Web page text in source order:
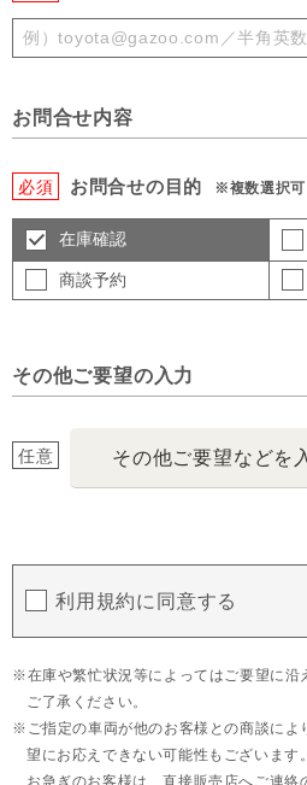
お問合せ内容
必須 お問合せの目的 ※複数選択可
在庫確認
商談予約
その他ご要望の入力
任意 その他ご要望などを
利用規約に同意する
在庫や繁忙状況等によってはご要望に沿
ご了承ください。
ご指定の車両が他のお客様との商談に
望にお応えできない可能性もございます。
お急ぎのお客様は、直接販売店へご連絡